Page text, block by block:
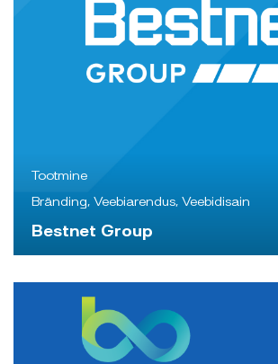
Tootmine
Bränding, Veebiarendus, Veebidisain
Bestnet Group